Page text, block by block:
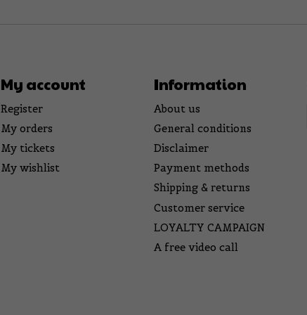
My account
Register
My orders
My tickets
My wishlist
Information
About us
General conditions
Disclaimer
Payment methods
Shipping & returns
Customer service
LOYALTY CAMPAIGN
A free video call